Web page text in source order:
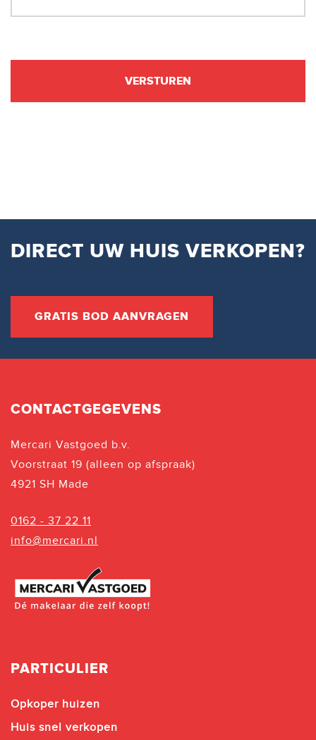
VERSTUREN
DIRECT UW HUIS VERKOPEN?
GRATIS BOD AANVRAGEN
CONTACTGEGEVENS
Mercari Vastgoed b.v.
Voorstraat 19 (alleen op afspraak)
4921 SH Made
0162 - 37 22 11
info@mercari.nl
PARTICULIER
Opkoper huizen
Huis snel verkopen